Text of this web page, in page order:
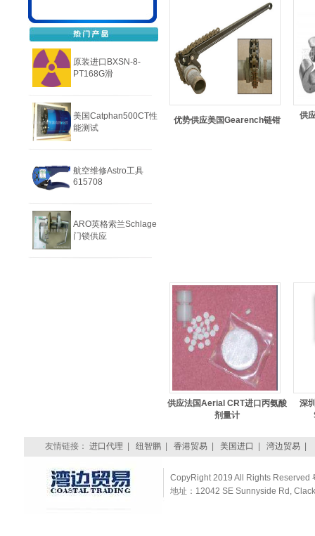
原装进口BXSN-8-
PT168G滑
美国Catphan500CT性
能测试
航空维修Astro工具
615708
ARO英格索兰Schlage
门锁供应
优势供应美国Gearench链钳 供
供应法国Aerial CRT进口丙氨酸
剂量计
深
友情链接： 进口代理 纽智鹏| 香港贸易| 美国进口 湾边贸易|
CopyRight 2019 All Rights Reserved
地址：12042 SE Sunnyside Rd,